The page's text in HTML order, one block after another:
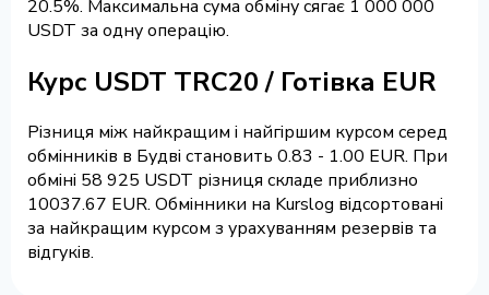
20.5%. Максимальна сума обміну сягає 1 000 000
USDT за одну операцію.
Курс USDT TRC20 / Готівка EUR
Різниця між найкращим і найгіршим курсом серед
обмінників в Будві становить 0.83 - 1.00 EUR. При
обміні 58 925 USDT різниця складе приблизно
10037.67 EUR. Обмінники на Kurslog відсортовані
за найкращим курсом з урахуванням резервів та
відгуків.